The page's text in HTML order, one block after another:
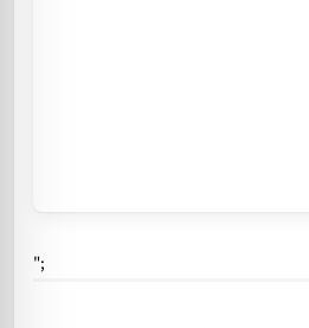
";